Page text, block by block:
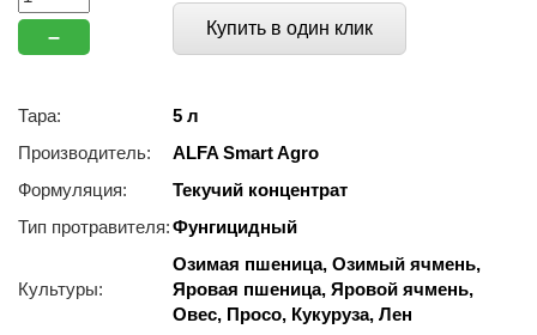
– Купить в один клик
Тара:
5 л
Производитель:
ALFA Smart Agro
Формуляция:
Текучий концентрат
Тип протравителя:Фунгицидный
Культуры:
Озимая пшеница, Озимый ячмень,
Яровая пшеница, Яровой ячмень,
Овес, Просо, Кукуруза, Лен